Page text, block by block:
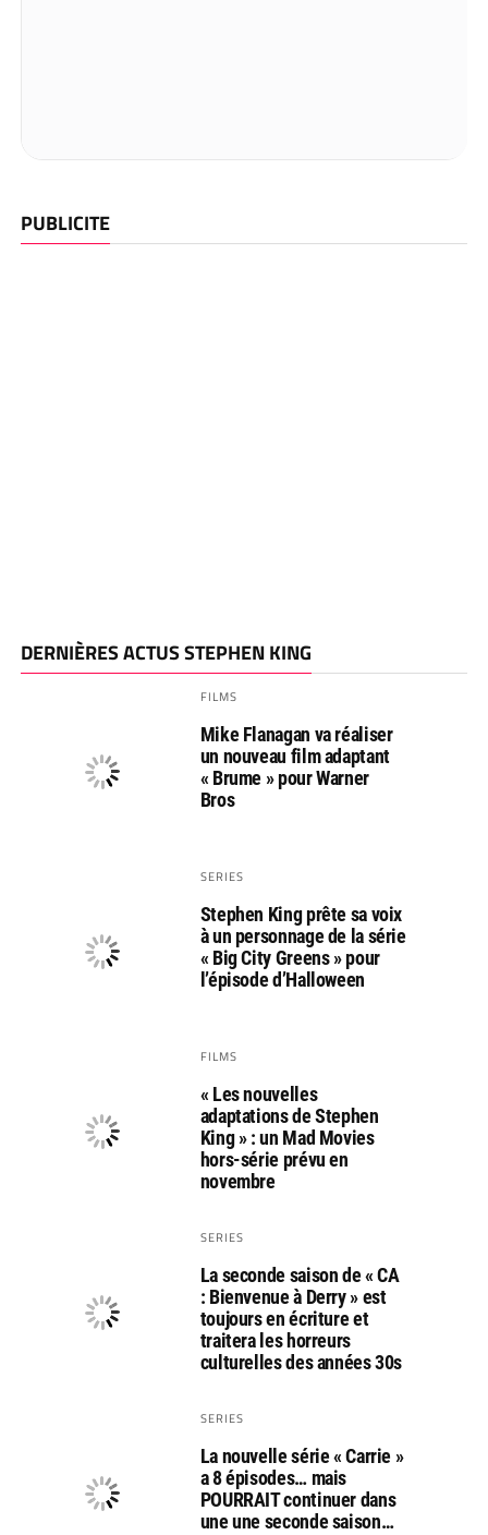
PUBLICITE
DERNIÈRES ACTUS STEPHEN KING
FILMS
Mike Flanagan va réaliser
un nouveau film adaptant
« Brume » pour Warner
Bros
SERIES
Stephen King prête sa voix
à un personnage de la série
« Big City Greens » pour
l’épisode d’Halloween
FILMS
« Les nouvelles
adaptations de Stephen
King » : un Mad Movies
hors-série prévu en
novembre
SERIES
La seconde saison de « CA
: Bienvenue à Derry » est
toujours en écriture et
traitera les horreurs
culturelles des années 30s
SERIES
La nouvelle série « Carrie »
a 8 épisodes… mais
POURRAIT continuer dans
une une seconde saison…